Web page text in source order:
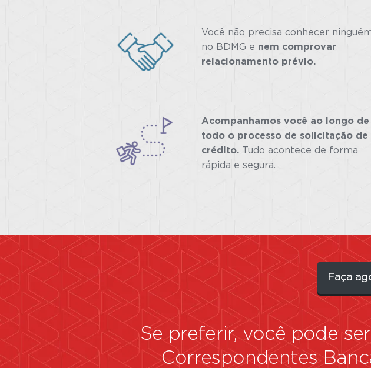
Você não precisa conhecer
no BDMG e nem comprovar
relacionamento prévio.
Acompanhamos você ao longo de
todo o processo de solicitação de
crédito. Tudo acontece de forma
rápida e segura.
Faça
Se preferir, você pode
Correspondentes